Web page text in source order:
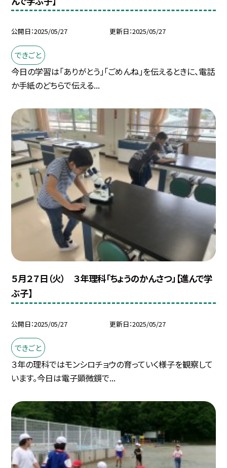
公開日 2025/05/27 更新日 2025/05/27
できごと
今日の学習は「ありがとう」「ごめんね」を伝えるときに、電話
か手紙のどちらで伝える...
５月２７日（火） ３年理科「ちょうのかんさつ」【進んで学
ぶ子】
公開日 2025/05/27 更新日 2025/05/27
できごと
３年の理科ではモンシロチョウの育っていく様子を観察して
います。今日は電子顕微鏡で...